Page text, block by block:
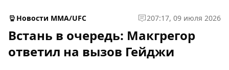
Новости MMA/UFC 207:17, 09 июля 2026
Встань в очередь: Макгрегор
ответил на вызов Гейджи